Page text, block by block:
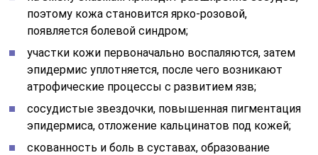
поэтому кожа становится ярко-розовой,
появляется болевой синдром;
участки кожи первоначально воспаляются, затем
эпидермис уплотняется, после чего возникают
атрофические процессы с развитием язв;
сосудистые звездочки, повышенная пигментация
эпидермиса, отложение кальцинатов под кожей;
скованность и боль в суставах, образование